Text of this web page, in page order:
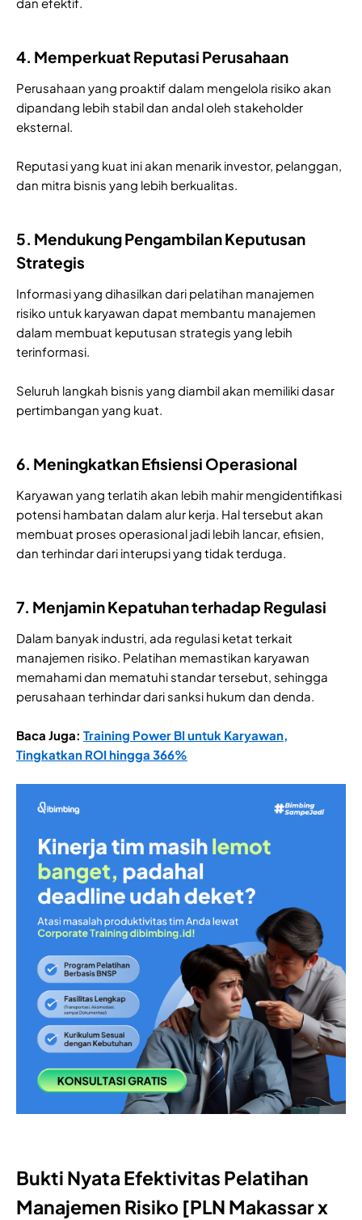
4. Memperkuat Reputasi Perusahaan
Perusahaan yang proaktif dalam mengelola risiko akan
dipandang lebih stabil dan andal oleh stakeholder
eksternal.
Reputasi yang kuat ini akan menarik investor, pelanggan,
dan mitra bisnis yang lebih berkualitas.
5. Mendukung Pengambilan Keputusan
Strategis
Informasi yang dihasilkan dari pelatihan manajemen
risiko untuk karyawan dapat membantu manajemen
dalam membuat keputusan strategis yang lebih
terinformasi.
Seluruh langkah bisnis yang diambil akan memiliki dasar
pertimbangan yang kuat.
6. Meningkatkan Efisiensi Operasional
Karyawan yang terlatih akan lebih mahir mengidentifikasi
potensi hambatan dalam alur kerja. Hal tersebut akan
membuat proses operasional jadi lebih lancar, efisien,
dan terhindar dari interupsi yang tidak terduga.
7. Menjamin Kepatuhan terhadap Regulasi
Dalam banyak industri, ada regulasi ketat terkait
manajemen risiko. Pelatihan memastikan karyawan
memahami dan mematuhi standar tersebut, sehingga
perusahaan terhindar dari sanksi hukum dan denda.
Baca Juga: Training Power BI untuk Karyawan,
Tingkatkan ROI hingga 366%
Bukti Nyata Efektivitas Pelatihan
Manajemen Risiko [PLN Makassar x